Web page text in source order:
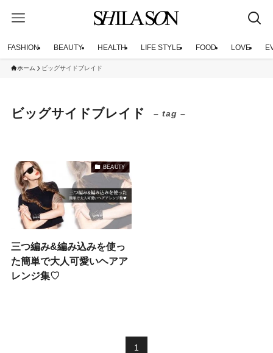
FASHION BEAUTY HEALTH LIFE STYLE FOOD LOVE
ホーム ビッグサイドブレイド
ビッグサイドブレイド – tag –
BEAUTY
三つ編み&編み込みを使っ
た簡単で大人可愛いヘアア
レンジ集♡
1